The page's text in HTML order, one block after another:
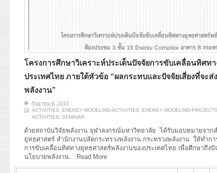
โครงการศึกษาวิเคราะห์ประเด็นปัจจัยการขับเคลื่อนทิศท
ประเทศไทย ภายใต้หัวข้อ “ผลกระทบและปัจจัยเสี่ยงที่จะ
พลังงาน”
กันยายน 9, 2015
ACTIVITIES
ENERGY MODELING-ACTIVITIES
ENERGY MODELING-
ACTIVITIES
SEMINAR
ด้วยสถาบันวิจัยพลังงาน จุฬาลงกรณ์มหาวิทยาลัย ได้รับมอบหมายจาก
ยุทธศาสตร์ สำนักงานปลัดกระทรวงพลังงาน กระทรวงพลังงาน ให้ทำก
การขับเคลื่อนทิศทางยุทธศาสตร์พลังงานของประเทศไทย เพื่อศึกษาถึง
นโยบายพลังงาน...
Read More